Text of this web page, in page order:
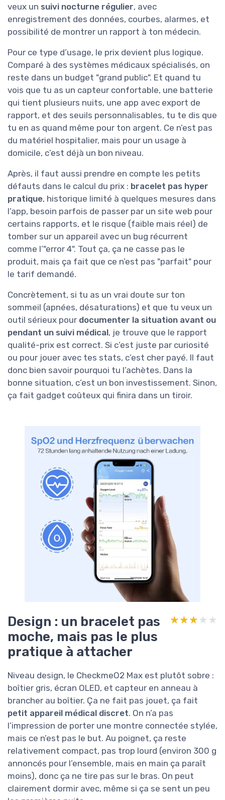
veux un suivi nocturne régulier, avec
enregistrement des données, courbes, alarmes, et
possibilité de montrer un rapport à ton médecin.
Pour ce type d’usage, le prix devient plus logique.
Comparé à des systèmes médicaux spécialisés, on
reste dans un budget "grand public". Et quand tu
vois que tu as un capteur confortable, une batterie
qui tient plusieurs nuits, une app avec export de
rapport, et des seuils personnalisables, tu te dis que
tu en as quand même pour ton argent. Ce n’est pas
du matériel hospitalier, mais pour un usage à
domicile, c’est déjà un bon niveau.
Après, il faut aussi prendre en compte les petits
défauts dans le calcul du prix : bracelet pas hyper
pratique, historique limité à quelques mesures dans
l’app, besoin parfois de passer par un site web pour
certains rapports, et le risque (faible mais réel) de
tomber sur un appareil avec un bug récurrent
comme l’"error 4". Tout ça, ça ne casse pas le
produit, mais ça fait que ce n’est pas "parfait" pour
le tarif demandé.
Concrètement, si tu as un vrai doute sur ton
sommeil (apnées, désaturations) et que tu veux un
outil sérieux pour documenter la situation avant ou
pendant un suivi médical, je trouve que le rapport
qualité-prix est correct. Si c’est juste par curiosité
ou pour jouer avec tes stats, c’est cher payé. Il faut
donc bien savoir pourquoi tu l’achètes. Dans la
bonne situation, c’est un bon investissement. Sinon,
ça fait gadget coûteux qui finira dans un tiroir.
Design : un bracelet pas
moche, mais pas le plus
pratique à attacher
★★★★★
★★★★★
Niveau design, le CheckmeO2 Max est plutôt sobre :
boîtier gris, écran OLED, et capteur en anneau à
brancher au boîtier. Ça ne fait pas jouet, ça fait
petit appareil médical discret. On n’a pas
l’impression de porter une montre connectée stylée,
mais ce n’est pas le but. Au poignet, ça reste
relativement compact, pas trop lourd (environ 300 g
annoncés pour l’ensemble, mais en main ça paraît
moins), donc ça ne tire pas sur le bras. On peut
clairement dormir avec, même si ça se sent un peu